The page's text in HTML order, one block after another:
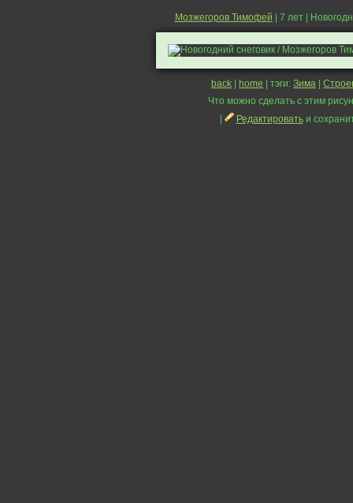
Мозжегоров Тимофей | 7 лет |
back home | тэги: Зима
Что можно сделать с этим
Редактироватьи